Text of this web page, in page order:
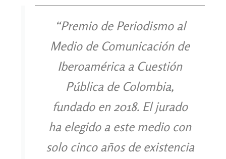
“Premio de Periodismo al
Medio de Comunicación de
Iberoamérica a Cuestión
Pública de Colombia,
fundado en 2018. El jurado
ha elegido a este medio con
solo cinco años de existencia